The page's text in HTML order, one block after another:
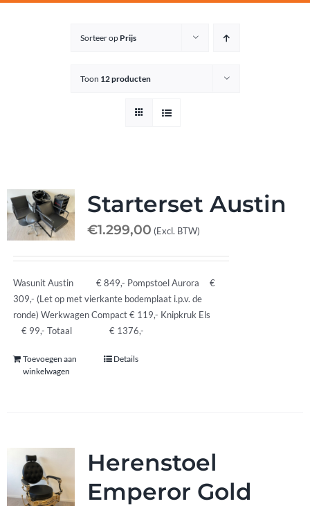
Accessoires
Magazijnsale
Buitenkansjes
Afspraak maken
Contact
Sorteer op Prijs
Toon 12 producten
Starterset Austin
€1.299,00 (Excl. BTW)
Wasunit Austin € 849,- Pompstoel Aurora €
309,- (Let op met vierkante bodemplaat i.p.v. de
ronde) Werkwagen Compact € 119,- Knipkruk Els
€ 99,- Totaal € 1376,-
Toevoegen aan
winkelwagen
Details
Herenstoel
Emperor Gold